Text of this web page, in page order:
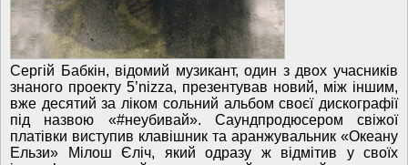
Сергій Бабкін, відомий музикант, один з двох учасників
знаного проекту 5’nizza, презентував новий, між іншим,
вже десятий за ліком сольний альбом своєї дискографії
під назвою «#неубивай». Саундпродюсером свіжої
платівки виступив клавішник та аранжувальник «Океану
Ельзи» Мілош Єліч, який одразу ж відмітив у своїх